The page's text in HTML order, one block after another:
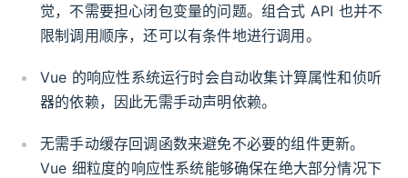
觉，不需要担心闭包变量的问题。组合式 API 也并不
限制调用顺序，还可以有条件地进行调用。
Vue 的响应性系统运行时会自动收集计算属性和侦听
器的依赖，因此无需手动声明依赖。
无需手动缓存回调函数来避免不必要的组件更新。
Vue 细粒度的响应性系统能够确保在绝大部分情况下